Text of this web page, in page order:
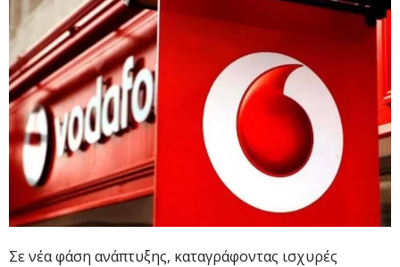
Σε νέα φάση ανάπτυξης, καταγράφοντας ισχυρές